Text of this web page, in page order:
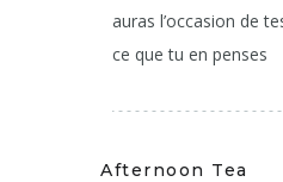
auras l’occasion de
ce que tu en penses
Afternoon Tea